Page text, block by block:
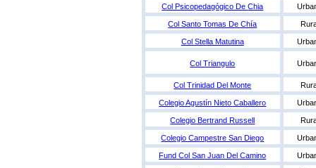
Col Psicopedagógico De Chia
Col Santo Tomas De Chía
Col Stella Matutina
Col Triangulo
Col Trinidad Del Monte
Colegio Agustín Nieto Caballero
Colegio Bertrand Russell
Colegio Campestre San Diego
Fund Col San Juan Del Camino